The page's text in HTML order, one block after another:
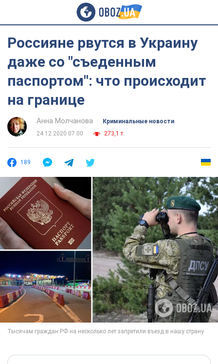
Россияне рвутся в Украину
даже со "съеденным
паспортом": что происходит
на границе
Анна Молчанова
Криминальные новости
24.12.2020 07:00
273,1 т.
189